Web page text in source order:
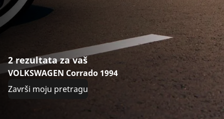
2 rezultata za vaš
VOLKSWAGEN Corrado 1994
Završi moju pretragu